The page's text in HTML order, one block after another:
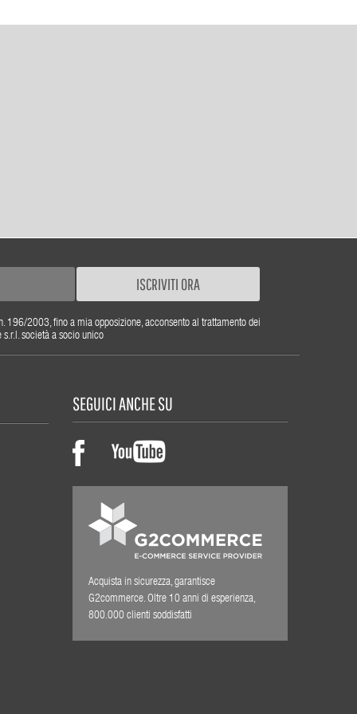
ISCRIVITI ORA
196/2003, fino a mia opposizione, acconsento al trattamento dei
società a socio unico
SEGUICI ANCHE SU
Acquista in sicurezza, garantisce
G2commerce. Oltre 10 anni di esperienza,
800.000 clienti soddisfatti